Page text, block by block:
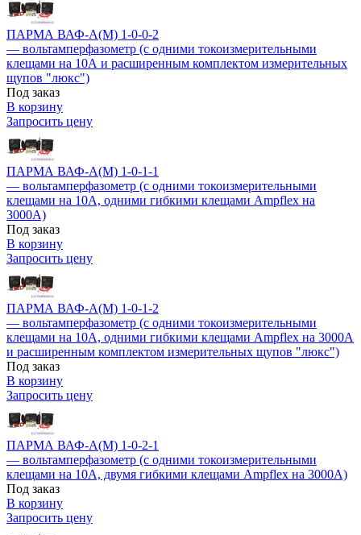
ПАРМА ВАФ-А(М) 1-0-0-2
— вольтамперфазометр (с одними токоизмерительными
клещами на 10А и расширенным комплектом измерительных
щупов "люкс")
Под заказ
В корзину
Запросить цену
ПАРМА ВАФ-А(М) 1-0-1-1
— вольтамперфазометр (с одними токоизмерительными
клещами на 10А, одними гибкими клещами Ampflex на
3000А)
Под заказ
В корзину
Запросить цену
ПАРМА ВАФ-А(М) 1-0-1-2
— вольтамперфазометр (с одними токоизмерительными
клещами на 10А, одними гибкими клещами Ampflex на 3000А
и расширенным комплектом измерительных щупов "люкс")
Под заказ
В корзину
Запросить цену
ПАРМА ВАФ-А(М) 1-0-2-1
— вольтамперфазометр (с одними токоизмерительными
клещами на 10А, двумя гибкими клещами Ampflex на 3000А)
Под заказ
В корзину
Запросить цену